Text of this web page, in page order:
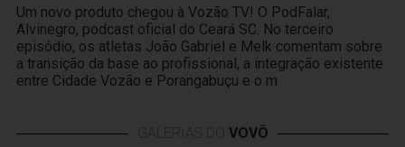
Um novo produto chegou à Vozão TV! O PodFalar,
Alvinegro, podcast oficial do Ceará SC. No terceiro
episódio, os atletas João Gabriel e Melk comentam sobre
a transição da base ao profissional, a integração existente
entre Cidade Vozão e Porangabuçu e o m
GALERIAS DO VOVÔ